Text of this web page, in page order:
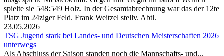
spielte sie 548:549 Holz. In der Gesamtabrechnung war das der 12te
Platz im 24ziger Feld. Frank Weitzel stellv. Abtl.
23.05.2026
TSG Jugend stark bei Landes- und Deutschen Meisterschaften 2026
unterwegs
Als Abschluss der Saison standen noch die Mannschafts- und...